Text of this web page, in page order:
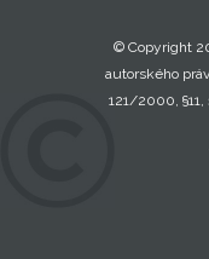
© Copyright
autorského
121/2000,